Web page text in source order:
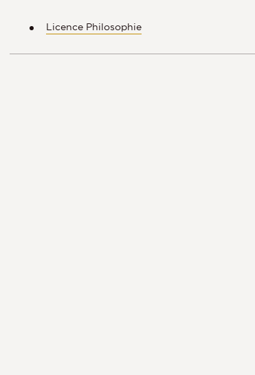
Licence Philosophie